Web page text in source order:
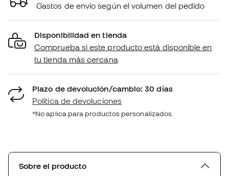
Gastos de envío según el volumen del pedido
Disponibilidad en tienda
Comprueba si este producto está disponible en
tu tienda más cercana
Plazo de devolución/cambio: 30 días
Política de devoluciones
*No aplica para productos personalizados.
Sobre el producto